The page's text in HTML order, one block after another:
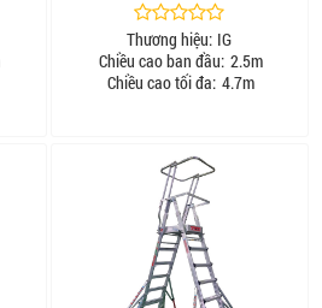
Thương hiệu: IG
Chiều cao ban đầu: 2.5m
Chiều cao tối đa: 4.7m